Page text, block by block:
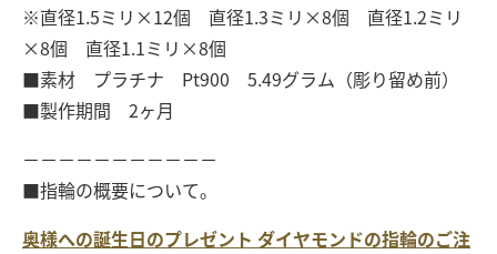
※直径1.5ミリ×12個 直径1.3ミリ×8個 直径1.2ミリ
×8個 直径1.1ミリ×8個
■素材 プラチナ Pt900 5.49グラム（彫り留め前）
■製作期間 2ヶ月
－－－－－－－－－－－
■指輪の概要について。
奥様への誕生日のプレゼント ダイヤモンドの指輪のご注